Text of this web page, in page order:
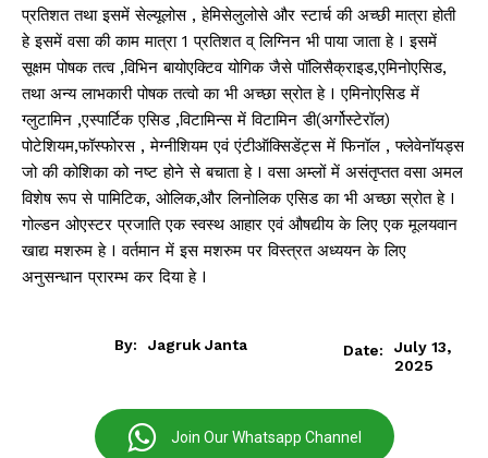
प्रतिशत तथा इसमें सेल्यूलोस , हेमिसेलुलोसे और स्टार्च की अच्छी मात्रा होती
हे इसमें वसा की काम मात्रा 1 प्रतिशत व् लिग्निन भी पाया जाता हे I इसमें
सूक्षम पोषक तत्व ,विभिन बायोएक्टिव योगिक जैसे पॉलिसैक्राइड,एमिनोएसिड,
तथा अन्य लाभकारी पोषक तत्वो का भी अच्छा स्रोत हे I एमिनोएसिड में
ग्लुटामिन ,एस्पार्टिक एसिड ,विटामिन्स में विटामिन डी(अर्गोस्टेरॉल)
पोटेशियम,फॉस्फोरस , मेग्नीशियम एवं एंटीऑक्सिडेंट्स में फिनॉल , फ्लेवेनॉयड्स
जो की कोशिका को नष्ट होने से बचाता हे I वसा अम्लों में असंतृप्तत वसा अमल
विशेष रूप से पामिटिक, ओलिक,और लिनोलिक एसिड का भी अच्छा स्रोत हे I
गोल्डन ओएस्टर प्रजाति एक स्वस्थ आहार एवं औषद्यीय के लिए एक मूलयवान
खाद्य मशरुम हे I वर्तमान में इस मशरुम पर विस्त्रत अध्ययन के लिए
अनुसन्धान प्रारम्भ कर दिया हे I
By: Jagruk Janta Date:
July 13,
2025
Join Our Whatsapp Channel